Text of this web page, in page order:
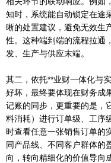
知时，系统能自动锁定在途
晰的处置建议，避免无效生
性。这种端到端的流程拉通
发、生产与供应末端。
其二，依托**业财一体化与
好坏，最终要体现在财务成
记账的同步，更重要的是，
料消耗）进行订单级、工序
时查看任意一张销售订单的
同产品线、不同客户群体的
向，转向精细化的价值导向